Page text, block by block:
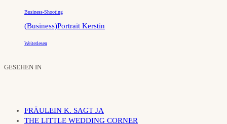
Business-Shooting
(Business)Portrait Kerstin
Weiterlesen
GESEHEN IN
FRÄULEIN K. SAGT JA
THE LITTLE WEDDING CORNER